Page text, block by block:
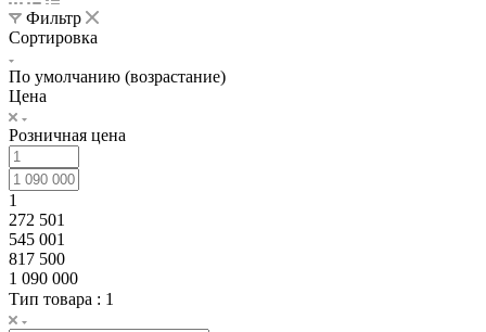
Фильтр
Сортировка
По умолчанию (возрастание)
Цена
Розничная цена
1
272 501
545 001
817 500
1 090 000
Тип товара : 1